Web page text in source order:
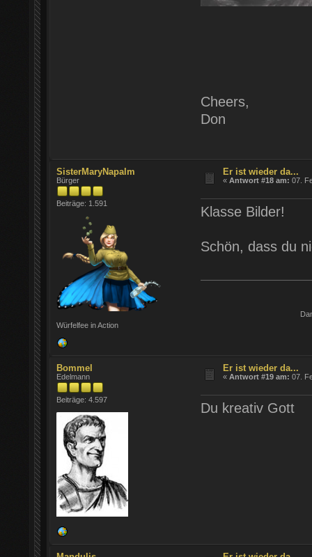
Cheers,
Don
SisterMaryNapalm
Bürger
Beiträge: 1.591
Würfelfee in Action
Er ist wieder da...
«Antwort #18 am: 07.
Klasse Bilder!
Schön, dass du
Bommel
Edelmann
Beiträge: 4.597
Er ist wieder da...
«Antwort #19 am: 07.
Du kreativ Gott